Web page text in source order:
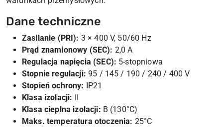
Dane techniczne
Zasilanie (PRI): 3 × 400 V, 50/60 Hz
Prąd znamionowy (SEC): 2,0 A
Regulacja napięcia (SEC): 5-stopniowa
Stopnie regulacji: 95 / 145 / 190 / 240 / 400 V
Stopień ochrony: IP21
Klasa izolacji:
Klasa cieplna izolacji: B (130°C)
Maks. temperatura otoczenia: 25°C